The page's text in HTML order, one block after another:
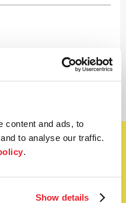
content and ads, to
to analyse our traffic.
.
Show details